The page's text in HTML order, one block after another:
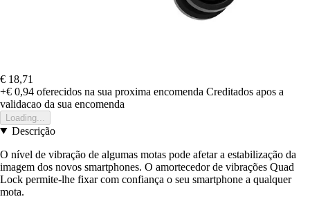
€ 18,71
+€ 0,94 oferecidos na sua proxima encomenda Creditados apos a
validacao da sua encomenda
Loading...
Descrição
O nível de vibração de algumas motas pode afetar a estabilização da
imagem dos novos smartphones. O amortecedor de vibrações Quad
Lock permite-lhe fixar com confiança o seu smartphone a qualquer
mota.